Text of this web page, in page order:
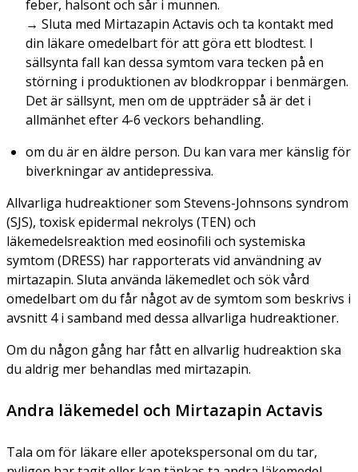
feber, halsont och sår i munnen.
→ Sluta med Mirtazapin Actavis och ta kontakt med
din läkare omedelbart för att göra ett blodtest. I
sällsynta fall kan dessa symtom vara tecken på en
störning i produktionen av blodkroppar i benmärgen.
Det är sällsynt, men om de uppträder så är det i
allmänhet efter 4-6 veckors behandling.
om du är en äldre person. Du kan vara mer känslig för
biverkningar av antidepressiva.
Allvarliga hudreaktioner som Stevens-Johnsons syndrom
(SJS), toxisk epidermal nekrolys (TEN) och
läkemedelsreaktion med eosinofili och systemiska
symtom (DRESS) har rapporterats vid användning av
mirtazapin. Sluta använda läkemedlet och sök vård
omedelbart om du får något av de symtom som beskrivs i
avsnitt 4 i samband med dessa allvarliga hudreaktioner.
Om du någon gång har fått en allvarlig hudreaktion ska
du aldrig mer behandlas med mirtazapin.
Andra läkemedel och Mirtazapin Actavis
Tala om för läkare eller apotekspersonal om du tar,